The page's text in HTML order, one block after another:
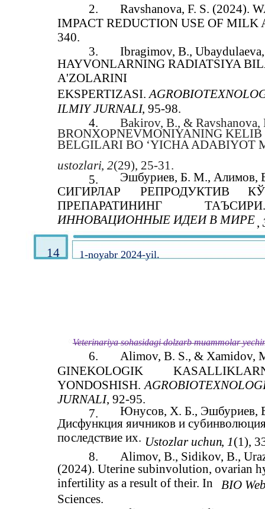
14 1-noyabr 2024-yil.
2.
Ravshanova, F. S. (2024).
IMPACT REDUCTION USE OF MILK
340.
3.
Ibragimov, B.,
HAYVONLARNING RADIATSIYA
A'ZOLARINI
EKSPERTIZASI.
ILMIY JURNALI, 95-98.
4.
Bakirov, B., &
BRONXOPNEVMONIYANING
BELGILARI BO ‘YICHA ADABIYOT
ustozlari, 2(29), 25-31.
5.
Эшбуриев, Б. М., Алимов,
СИГИРЛАР
РЕПРОДУКТИВ
ПРЕПАРАТИНИНГ
ТАЪСИРИ.
ИННОВАЦИОННЫЕ ИДЕИ В МИРЕ,
Veterinariya sohasidagi dolzarb muammolar
6.
Alimov, B. S., & Xamidov,
GINEKOLOGIK
YONDOSHISH.
JURNALI, 92-95.
7.
Юнусов, Х. Б., Эшбуриев,
Дисфункция яичников и
последствие их. Ustozlar uchun, 1(1),
8.
Alimov, B., Sidikov, B.,
(2024). Uterine subinvolution, ovarian
infertility as a result of their. In
BIO
Sciences.